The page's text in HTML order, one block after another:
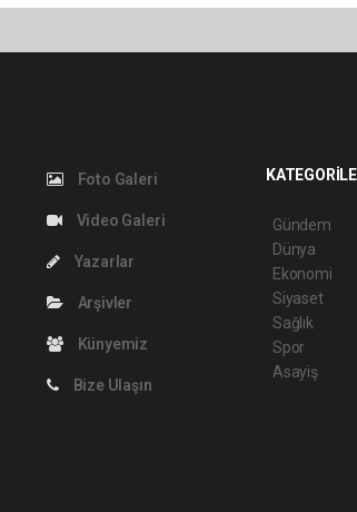
Foto Galeri
Video Galeri
Yazarlar
Arşivler
Künyemiz
Bize Ulaşın
Gündem
Dünya
Ekonomi
Siyaset
Sağlık
Spor
Asayiş